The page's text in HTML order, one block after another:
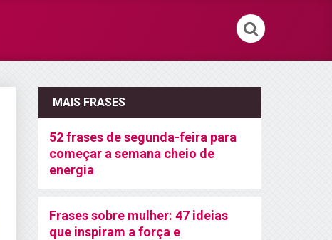
MAIS FRASES
52 frases de segunda-feira para
começar a semana cheio de
energia
Frases sobre mulher: 47 ideias
que inspiram a força e